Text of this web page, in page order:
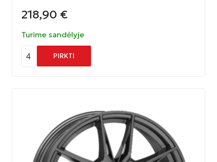
218,90 €
Turime sandėlyje
4 PIRKTI